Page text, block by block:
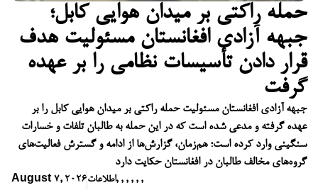
حمله راکتی بر میدان هوایی کابل؛
جبهه آزادی افغانستان مسئولیت هدف
قرار دادن تأسیسات نظامی را بر عهده
گرفت
جبهه آزادی افغانستان مسئولیت حمله راکتی بر میدان هوایی کابل را بر
عهده گرفته و مدعی شده است که در این حمله به طالبان تلفات و خسارات
سنگینی وارد کرده است؛ هم‌زمان، گزارش‌ها از ادامه و گسترش فعالیت‌های
گروه‌های مخالف طالبان در افغانستان حکایت دارد
August 7, 2026اطلاعات, , , , , ,